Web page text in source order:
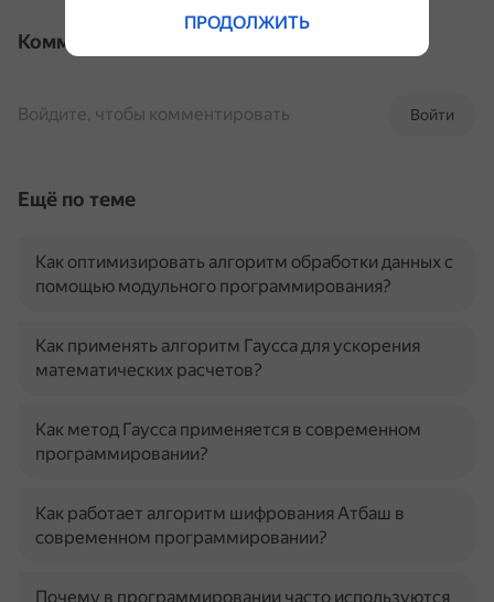
Комментарии
Войти
Войдите, чтобы комментировать
Ещё по теме
Как оптимизировать алгоритм обработки данных с
помощью модульного программирования?
Как применять алгоритм Гаусса для ускорения
математических расчетов?
Как метод Гаусса применяется в современном
программировании?
Как работает алгоритм шифрования Атбаш в
современном программировании?
Почему в программировании часто используются
ПРОДОЛЖИТЬ